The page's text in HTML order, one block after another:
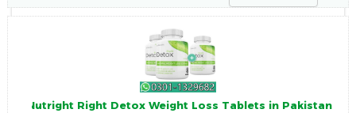
Right Detox Weight Loss Tablets in Pakistan